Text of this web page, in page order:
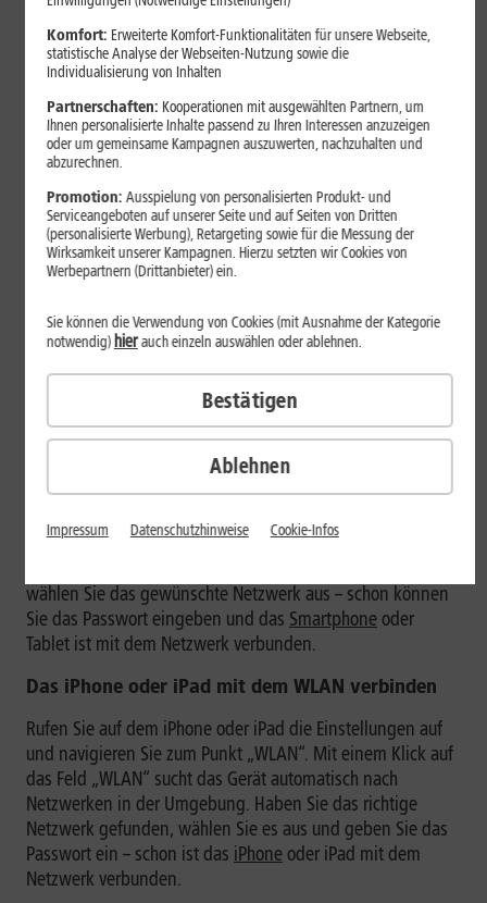
Das 1&1 WLAN-Versprechen
Im Rahmen des Service-Komplettangebots unterstützt 1&1
Sie nicht nur bei der Ersteinrichtung Ihres DSL-Anschlusses.
Wir sorgen bei Bedarf auch für optimales WLAN zu Hause
sowie für den reibungslosen Anschluss von WLAN-fähigen
egal, wo Sie diese Geräte gekauft haben oder ob es sich
beispielsweise um einen Smart-TV, eine Spielekonsole,
einen Staubsaugerroboter oder andere WLAN-fähige
Haushaltsgeräte handelt. Über die bekannte Hotline-
um Ihre Anliegen.
Das Android-Smartphone oder -Tablet mit dem
Wischen Sie auf dem Gerät einmal am Bildschirm nach
unten und drücken Sie länger auf das WLAN-Symbol.
Alternativ können Sie in den Einstellungen auf
„Verbindungen“ klicken und dort „WLAN“ auswählen. Im
nächsten Schritt klicken Sie auf „Netzwerk suchen“, sofern
wählen Sie das gewünschte Netzwerk aus – schon können
Sie das Passwort eingeben und das Smartphoneoder
Tablet ist mit dem Netzwerk verbunden.
Das iPhone oder iPad mit dem WLAN verbinden
Rufen Sie auf dem iPhone oder iPad die Einstellungen auf
und navigieren Sie zum Punkt „WLAN“. Mit einem Klick auf
das Feld „WLAN“ sucht das Gerät automatisch nach
Netzwerken in der Umgebung. Haben Sie das richtige
Netzwerk gefunden, wählen Sie es aus und geben Sie das
Passwort ein – schon ist das iPhoneoder iPad mit dem
Netzwerk verbunden.
Komfort: Erweiterte Komfort-Funktionalitäten für unsere Webseite,
statistische Analyse der Webseiten-Nutzung sowie die
Individualisierung von Inhalten
Partnerschaften: Kooperationen mit ausgewählten Partnern, um
Ihnen personalisierte Inhalte passend zu Ihren Interessen anzuzeigen
oder um gemeinsame Kampagnen auszuwerten, nachzuhalten und
abzurechnen.
Promotion:Ausspielung von personalisierten Produkt- und
Serviceangeboten auf unserer Seite und auf Seiten von Dritten
(personalisierte Werbung), Retargeting sowie für die Messung der
Wirksamkeit unserer Kampagnen. Hierzu setzten wir Cookies von
Werbepartnern (Drittanbieter) ein.
Ablehnen
Sie können die Verwendung von Cookies (mit Ausnahme der Kategorie
notwendig) hierauch einzeln auswählen oder ablehnen.
Bestätigen
Impressum Datenschutzhinweise Cookie-Infos